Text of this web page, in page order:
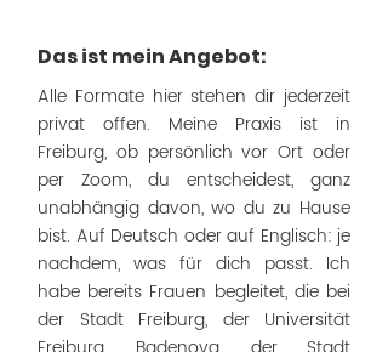
Das ist mein Angebot:
Alle Formate hier stehen dir jederzeit
privat offen. Meine Praxis ist in
Freiburg, ob persönlich vor Ort oder
per Zoom, du entscheidest, ganz
unabhängig davon, wo du zu Hause
bist. Auf Deutsch oder auf Englisch: je
nachdem, was für dich passt. Ich
habe bereits Frauen begleitet, die bei
der Stadt Freiburg, der Universität